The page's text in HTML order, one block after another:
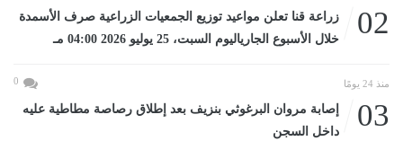
02
زراعة قنا تعلن مواعيد توزيع الجمعيات الزراعية صرف الأسمدة
خلال الأسبوع الجارياليوم السبت، 25 يوليو 2026 04:00 مـ
منذ 24 يومًا 0
03
إصابة مروان البرغوثي بنزيف بعد إطلاق رصاصة مطاطية عليه
داخل السجن